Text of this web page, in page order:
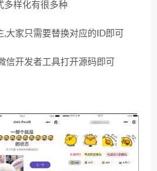
多样化有很多种
大家只需要替换对应的ID即可
信开发者工具打开源码即可